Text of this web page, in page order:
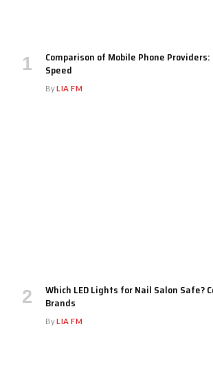
Comparison of Mobile Phone
Speed
ByLIA FM
Which LED Lights for Nail Salon Safe?
Brands
ByLIA FM